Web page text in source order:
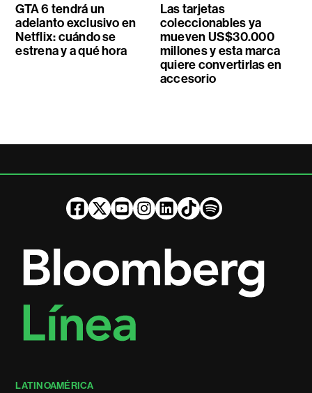
GTA 6 tendrá un
adelanto exclusivo en
Netflix: cuándo se
estrena y a qué hora
Las tarjetas
coleccionables ya
mueven US$30.000
millones y esta marca
quiere convertirlas en
accesorio
LATINOAMÉRICA